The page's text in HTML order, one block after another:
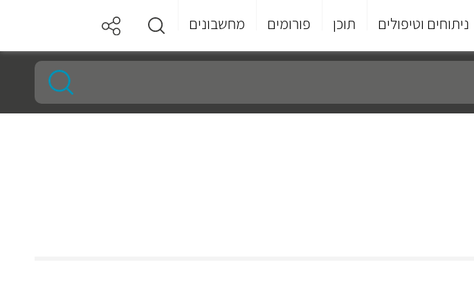
ניתוחים וטיפולים תוכן פורומים מחשבונים